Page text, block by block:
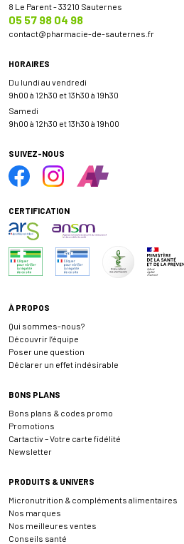
8 Le Parent - 33210 Sauternes
05 57 98 04 98
contact@pharmacie-de-sauternes.fr
HORAIRES
Du lundi au vendredi
9h00 à 12h30 et 13h30 à 19h30
Samedi
9h00 à 12h30 et 13h30 à 19h00
SUIVEZ-NOUS
CERTIFICATION
À PROPOS
Qui sommes-nous?
Découvrir l’équipe
Poser une question
Déclarer un effet indésirable
BONS PLANS
Bons plans & codes promo
Promotions
Cartactiv – Votre carte fidélité
Newsletter
PRODUITS & UNIVERS
Micronutrition & compléments alimentaires
Nos marques
Nos meilleures ventes
Conseils santé